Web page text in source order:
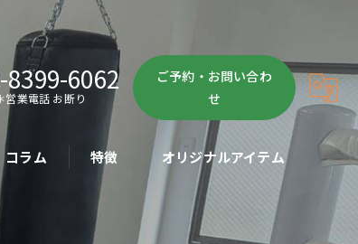
8399-6062
営業電話 お断り
ご予約・お問い合わ
せ
コラム 特徴
ボクササイズ
オリジナルアイテム